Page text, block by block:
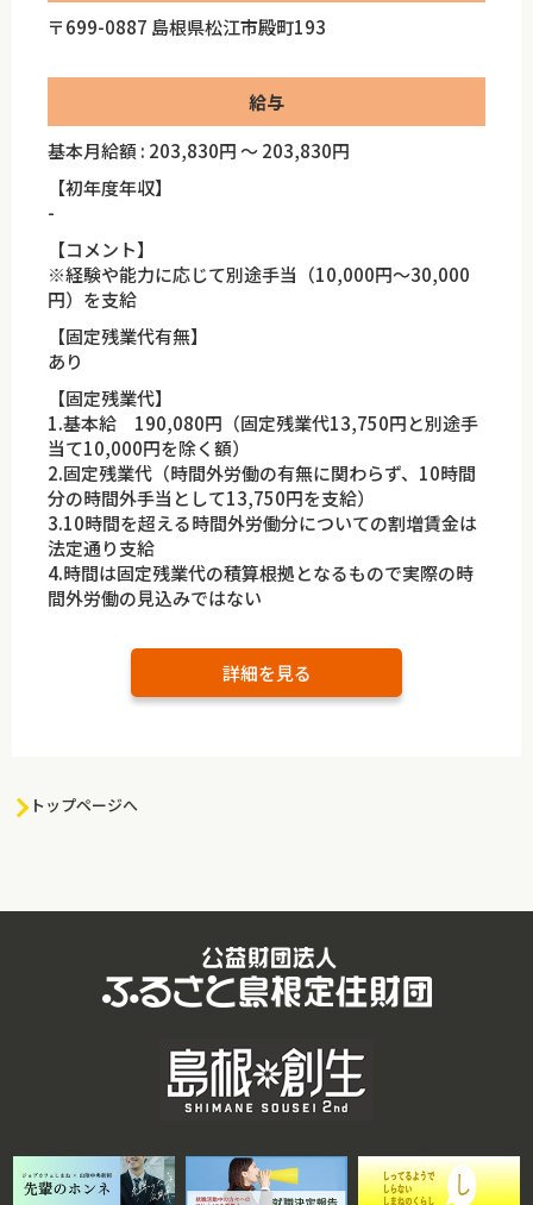
〒699-0887 島根県松江市殿町193
給与
基本月給額 : 203,830円 ～ 203,830円
【初年度年収】
-
【コメント】
※経験や能力に応じて別途手当（10,000円〜30,000
円）を支給
【固定残業代有無】
あり
【固定残業代】
1.基本給 190,080円（固定残業代13,750円と別途手
当て10,000円を除く額）
2.固定残業代（時間外労働の有無に関わらず、10時間
分の時間外手当として13,750円を支給）
3.10時間を超える時間外労働分についての割増賃金は
法定通り支給
4.時間は固定残業代の積算根拠となるもので実際の時
間外労働の見込みではない
詳細を見る
トップページへ